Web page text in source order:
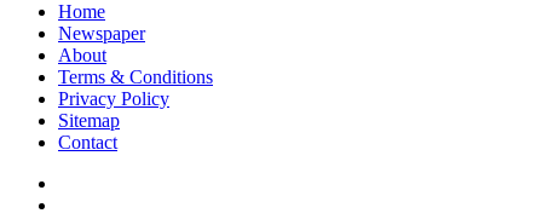
Home
Newspaper
About
Terms & Conditions
Privacy Policy
Sitemap
Contact